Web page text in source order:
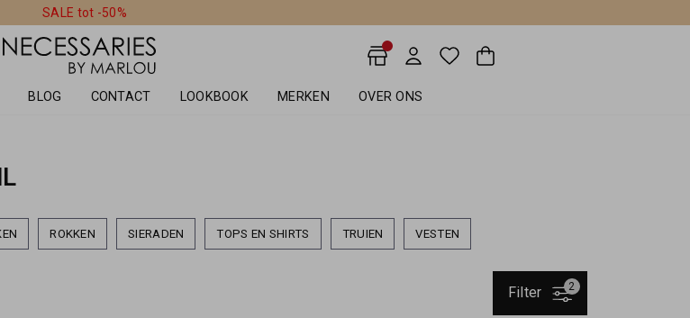
SALE tot -50%
BLOG CONTACT LOOKBOOK MERKEN OVER ONS
ROKKEN SIERADEN TOPS EN SHIRTS TRUIEN VESTEN
2
Filter